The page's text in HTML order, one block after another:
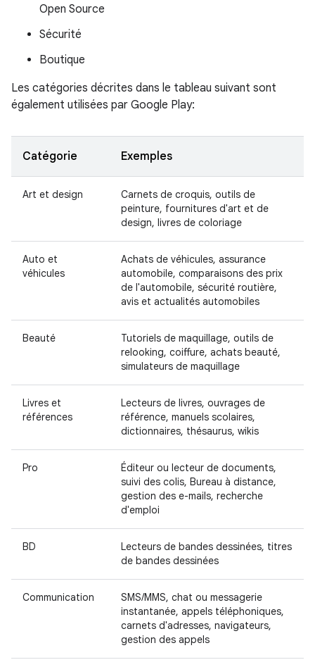
Open Source
Sécurité
Boutique
Les catégories décrites dans le tableau suivant sont
également utilisées par Google Play:
Catégorie Exemples
Art et design
Carnets de croquis, outils de
peinture, fournitures d'art et de
design, livres de coloriage
Auto et
véhicules
Achats de véhicules, assurance
automobile, comparaisons des prix
de l'automobile, sécurité routière,
avis et actualités automobiles
Beauté
Tutoriels de maquillage, outils de
relooking, coiffure, achats beauté,
simulateurs de maquillage
Livres et
références
Lecteurs de livres, ouvrages de
référence, manuels scolaires,
dictionnaires, thésaurus, wikis
Pro
Éditeur ou lecteur de documents,
suivi des colis, Bureau à distance,
gestion des e-mails, recherche
d'emploi
BD
Lecteurs de bandes dessinées, titres
de bandes dessinées
Communication
SMS/MMS, chat ou messagerie
instantanée, appels téléphoniques,
carnets d'adresses, navigateurs,
gestion des appels